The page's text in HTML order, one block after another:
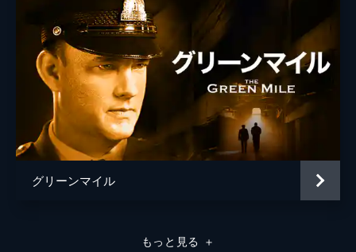
グリーンマイル
もっと見る ＋